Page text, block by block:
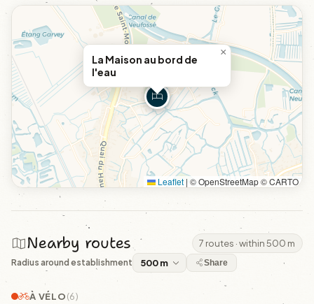
La Maison au bord de
l'eau
×
Leaflet | © OpenStreetMap © CARTO
Nearby routes 7 routes · within 500 m
Radius around establishment Share
À VÉLO(6)